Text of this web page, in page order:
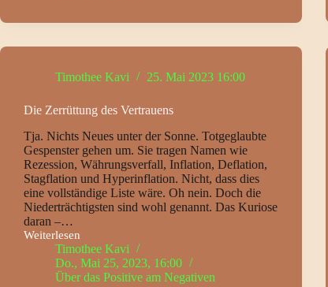
die
einsamen
Wüste
Timothee Kavi 25. Mai 2023 16:00
Die Zerrüttung des Vertrauens
Tja. Nichts Neues unter der Sonne. Totgeglaubte
Gespenster gehen um. Sie tragen Namen wie
Rezession, Währungsverfall, Inflation, Deflation,
Stagflation und Hyperinflation. Nicht, dass dies
eine vollständige Liste wäre. Oh nein. Doch die
Niederträchtigsten sind wohl genannt. Das Kuriose
daran –…
Weiterlesen
Die
Zerrüttung
Vertrauens
Timothee Kavi
Do., Mai 25, 2023, 16:00
Über das Positive am Negativen